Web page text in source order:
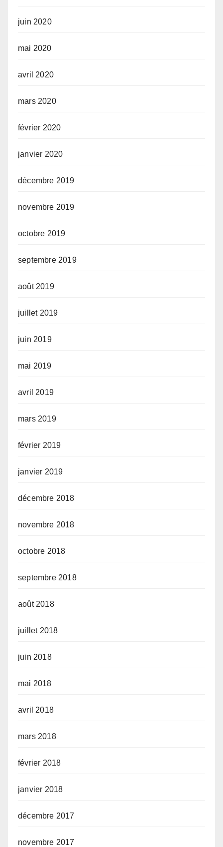
juin 2020
mai 2020
avril 2020
mars 2020
février 2020
janvier 2020
décembre 2019
novembre 2019
octobre 2019
septembre 2019
août 2019
juillet 2019
juin 2019
mai 2019
avril 2019
mars 2019
février 2019
janvier 2019
décembre 2018
novembre 2018
octobre 2018
septembre 2018
août 2018
juillet 2018
juin 2018
mai 2018
avril 2018
mars 2018
février 2018
janvier 2018
décembre 2017
novembre 2017